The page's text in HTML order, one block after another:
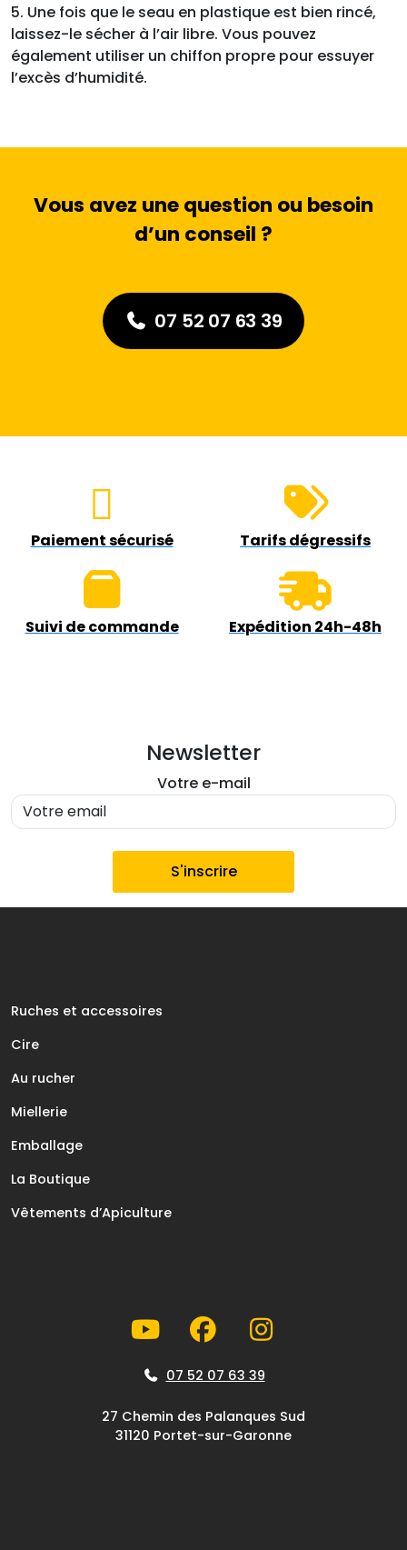
5. Une fois que le seau en plastique est bien rincé,
laissez-le sécher à l’air libre. Vous pouvez
également utiliser un chiffon propre pour essuyer
l’excès d’humidité.
Vous avez une question ou besoin
d’un conseil ?
07 52 07 63 39
Paiement sécurisé Tarifs dégressifs
Suivi de commande Expédition 24h-48h
Newsletter
Votre e-mail
Ruches et accessoires
Cire
Au rucher
Miellerie
Emballage
La Boutique
Vêtements d’Apiculture
07 52 07 63 39
27 Chemin des Palanques Sud
31120 Portet-sur-Garonne